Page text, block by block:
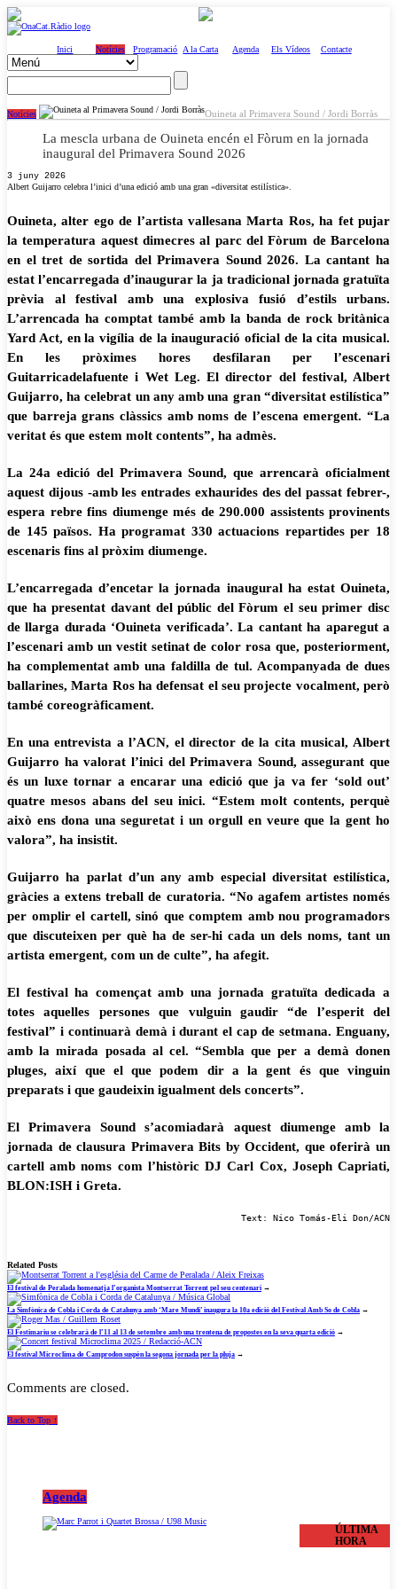
Inici Notícies Programació A la Carta Agenda Els Vídeos Contacte
Notícies Ouineta al Primavera Sound / Jordi Borràs
La mescla urbana de Ouineta encén el Fòrum en la jornada
inaugural del Primavera Sound 2026
3 juny 2026
Albert Guijarro celebra l’inici d’una edició amb una gran «diversitat estilística».
Ouineta, alter ego de l’artista vallesana Marta Ros, ha fet pujar
la temperatura aquest dimecres al parc del Fòrum de Barcelona
en el tret de sortida del Primavera Sound 2026. La cantant ha
estat l’encarregada d’inaugurar la ja tradicional jornada gratuïta
prèvia al festival amb una explosiva fusió d’estils urbans.
L’arrencada ha comptat també amb la banda de rock britànica
Yard Act, en la vigília de la inauguració oficial de la cita musical.
En les pròximes hores desfilaran per l’escenari
Guitarricadelafuente i Wet Leg. El director del festival, Albert
Guijarro, ha celebrat un any amb una gran “diversitat estilística”
que barreja grans clàssics amb noms de l’escena emergent. “La
veritat és que estem molt contents”, ha admès.
La 24a edició del Primavera Sound, que arrencarà oficialment
aquest dijous -amb les entrades exhaurides des del passat febrer-,
espera rebre fins diumenge més de 290.000 assistents provinents
de 145 països. Ha programat 330 actuacions repartides per 18
escenaris fins al pròxim diumenge.
L’encarregada d’encetar la jornada inaugural ha estat Ouineta,
que ha presentat davant del públic del Fòrum el seu primer disc
de llarga durada ‘Ouineta verificada’. La cantant ha aparegut a
l’escenari amb un vestit setinat de color rosa que, posteriorment,
ha complementat amb una faldilla de tul. Acompanyada de dues
ballarines, Marta Ros ha defensat el seu projecte vocalment, però
també coreogràficament.
En una entrevista a l’ACN, el director de la cita musical, Albert
Guijarro ha valorat l’inici del Primavera Sound, assegurant que
és un luxe tornar a encarar una edició que ja va fer ‘sold out’
quatre mesos abans del seu inici. “Estem molt contents, perquè
això ens dona una seguretat i un orgull en veure que la gent ho
valora”, ha insistit.
Guijarro ha parlat d’un any amb especial diversitat estilística,
gràcies a extens treball de curatoria. “No agafem artistes només
per omplir el cartell, sinó que comptem amb nou programadors
que discuteixen per què ha de ser-hi cada un dels noms, tant un
artista emergent, com un de culte”, ha afegit.
El festival ha començat amb una jornada gratuïta dedicada a
totes aquelles persones que vulguin gaudir “de l’esperit del
festival” i continuarà demà i durant el cap de setmana. Enguany,
amb la mirada posada al cel. “Sembla que per a demà donen
pluges, així que el que podem dir a la gent és que vinguin
preparats i que gaudeixin igualment dels concerts”.
El Primavera Sound s’acomiadarà aquest diumenge amb la
jornada de clausura Primavera Bits by Occident, que oferirà un
cartell amb noms com l’històric DJ Carl Cox, Joseph Capriati,
BLON:ISH i Greta.
Text: Nico Tomás-Eli Don/ACN
Related Posts
El festival de Peralada homenatja l’organista Montserrat Torrent pel seu centenari →
La Simfònica de Cobla i Corda de Catalunya amb ‘Mare Mundi’ inaugura la 10a edició del Festival Amb So de Cobla →
El Festimariu se celebrarà de l’11 al 13 de setembre amb una trentena de propostes en la seva quarta edició →
El festival Microclima de Camprodon suspèn la segona jornada per la pluja →
Comments are closed.
Back to Top ↑
Agenda
ÚLTIMA
HORA